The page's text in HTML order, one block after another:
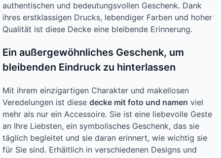
authentischen und bedeutungsvollen Geschenk. Dank
ihres erstklassigen Drucks, lebendiger Farben und hoher
Qualität ist diese Decke eine bleibende Erinnerung.
Ein außergewöhnliches Geschenk, um
bleibenden Eindruck zu hinterlassen
Mit ihrem einzigartigen Charakter und makellosen
Veredelungen ist diese decke mit foto und namen viel
mehr als nur ein Accessoire. Sie ist eine liebevolle Geste
an Ihre Liebsten, ein symbolisches Geschenk, das sie
täglich begleitet und sie daran erinnert, wie wichtig sie
für Sie sind. Erhältlich in verschiedenen Designs und